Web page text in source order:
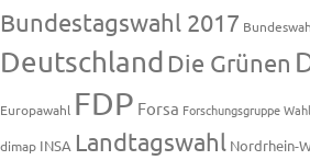
Bundestagswahl 2017
Deutschland Die Grünen
Europawahl FDP Forsa Forschungsgruppe
dimap INSA Landtagswahl Nordrhein-